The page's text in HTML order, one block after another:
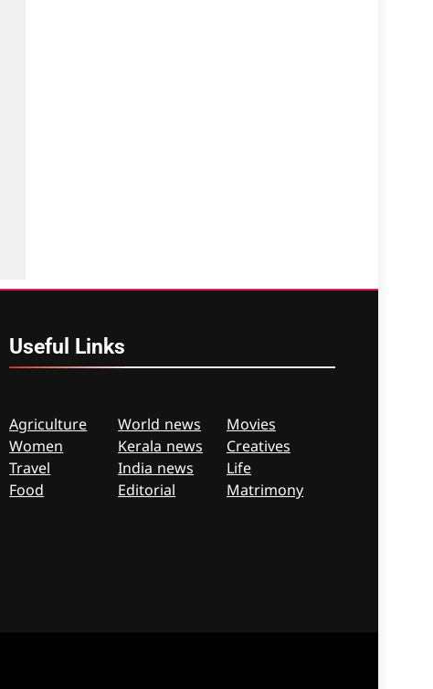
Useful Links
Agriculture
Women
Travel
Food
World news
Kerala news
India news
Editorial
Movies
Creatives
Life
Matrimony